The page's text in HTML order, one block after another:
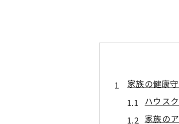
家族の健康
ハウス
家族の